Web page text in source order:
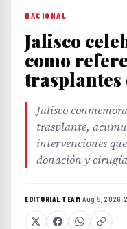
NACIONAL
Jalisco
como
trasplantes
Jalisco
trasplante,
intervenciones
donación y
EDITORIAL TEAM·Aug 5, 2026 ·